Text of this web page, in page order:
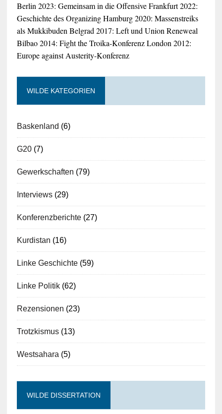
Berlin 2023: Gemeinsam in die OffensiveFrankfurt 2022:
Geschichte des OrganizingHamburg 2020: Massenstreiks
als Mukkibuden Belgrad 2017: Left und Union Reneweal
Bilbao 2014: Fight the Troika-KonferenzLondon 2012:
Europe against Austerity-Konferenz
WILDE KATEGORIEN
Baskenland (6)
G20(7)
Gewerkschaften (79)
Interviews(29)
Konferenzberichte(27)
Kurdistan (16)
Linke Geschichte(59)
Linke Politik(62)
Rezensionen (23)
Trotzkismus(13)
Westsahara (5)
WILDE DISSERTATION